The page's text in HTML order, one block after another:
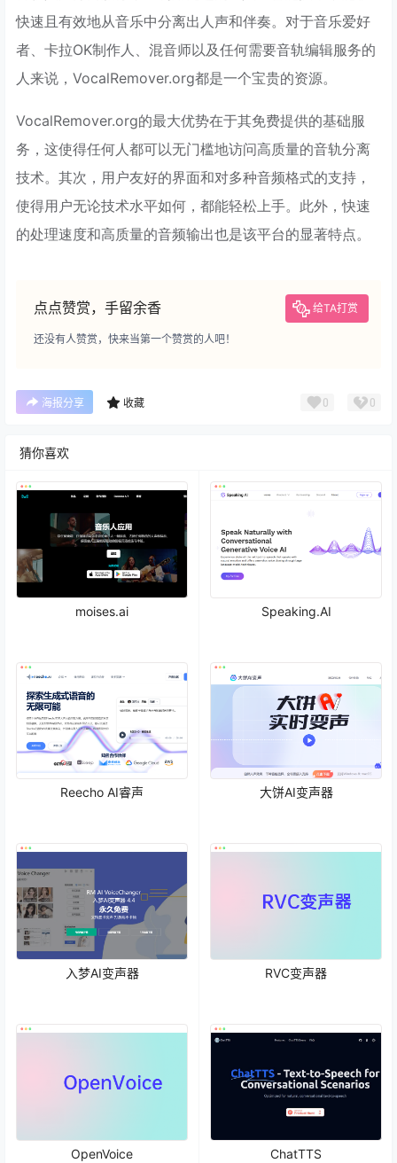
快速且有效地从音乐中分离出人声和伴奏。对于音乐爱好
者、卡拉OK制作人、混音师以及任何需要音轨编辑服务的
人来说，VocalRemover.org都是一个宝贵的资源。
VocalRemover.org的最大优势在于其免费提供的基础服
务，这使得任何人都可以无门槛地访问高质量的音轨分离
技术。其次，用户友好的界面和对多种音频格式的支持，
使得用户无论技术水平如何，都能轻松上手。此外，快速
的处理速度和高质量的音频输出也是该平台的显著特点。
点点赞赏，手留余香 给TA打赏
还没有人赞赏，快来当第一个赞赏的人吧！
海报分享 收藏 0 0
猜你喜欢
moises.ai Speaking.AI
Reecho AI睿声 大饼AI变声器
入梦AI变声器 RVC变声器
OpenVoice ChatTTS